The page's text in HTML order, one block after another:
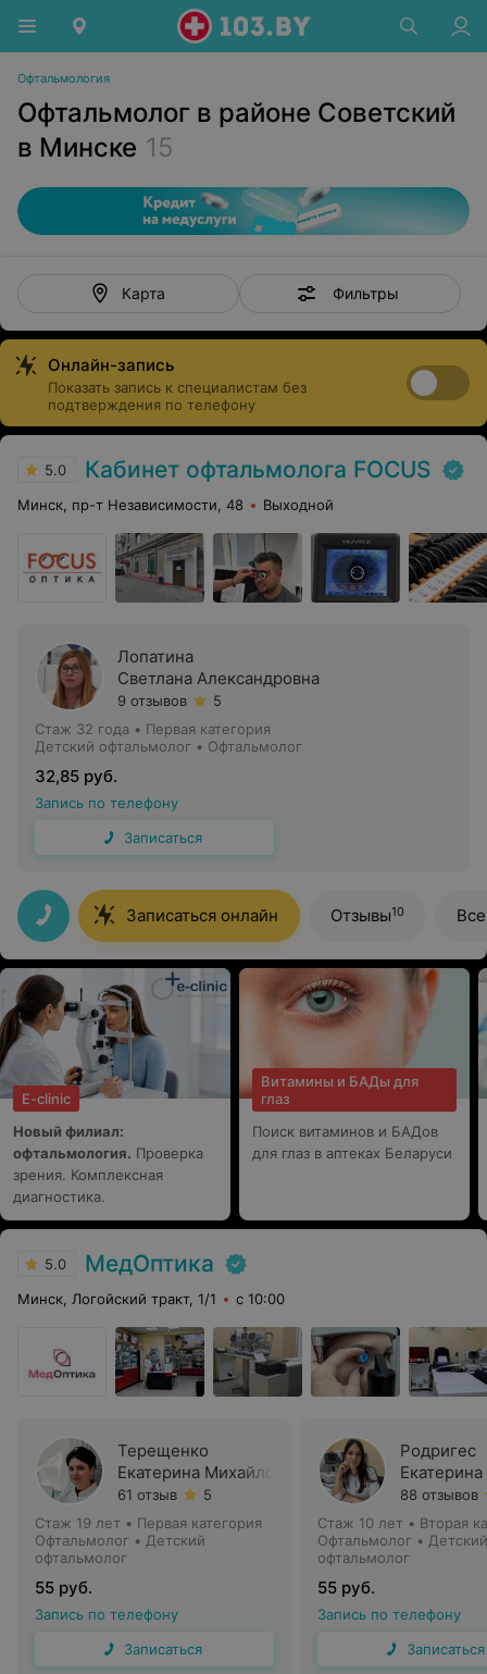
Офтальмология
Офтальмолог в районе Советский
в Минске 15
Карта Фильтры
Онлайн-запись
Показать запись к специалистам без
подтверждения по телефону
5.0 Кабинет офтальмолога FOCUS
Минск, пр-т Независимости, 48 Выходной
Лопатина
Светлана Александровна
9 отзывов
5
Стаж 32 года • Первая категория
Детский офтальмолог • Офтальмолог
32,85 руб.
Запись по телефону
Записаться
Записаться онлайн Отзывы10
E-clinic
Новый филиал:
офтальмология. Проверка
зрения. Комплексная
диагностика.
Витамины и БАДы для
глаз
Поиск витаминов и БАДов
для глаз в аптеках Беларуси
5.0 МедОптика
Минск, Логойский тракт, 1/1 с 10:00
Терещенко
Екатерина Михайловна
61 отзыв
5
Стаж 19 лет • Первая категория
Офтальмолог • Детский
офтальмолог
55 руб.
Запись по телефону
Записаться
Родригес
88 отзывов
Стаж 10 лет • Вторая
Офтальмолог • Детский
офтальмолог
55 руб.
Запись по телефону
Записаться